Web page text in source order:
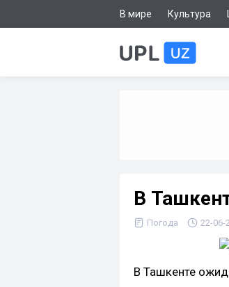
В мире Культура
В
Погода 22-06-
В Ташкенте